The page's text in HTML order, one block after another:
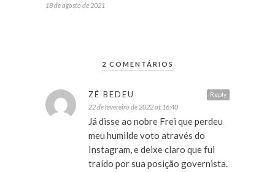
18 de agosto de 2021
2 COMENTÁRIOS
Reply
ZÉ BEDEU
22 de fevereiro de 2022 at 16:40
Já disse ao nobre Frei que perdeu
meu humilde voto através do
Instagram, e deixe claro que fui
traído por sua posição governista.